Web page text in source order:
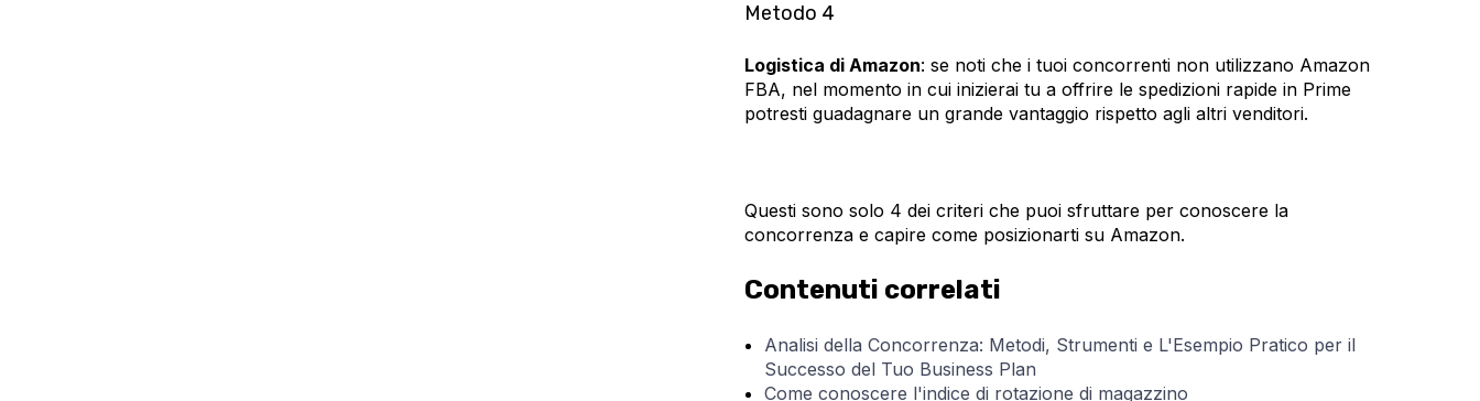
Metodo 4
Logistica di Amazon: se noti che i tuoi concorrenti non utilizzano Amazon
FBA, nel momento in cui inizierai tu a offrire le spedizioni rapide in Prime
potresti guadagnare un grande vantaggio rispetto agli altri venditori.
Questi sono solo 4 dei criteri che puoi sfruttare per conoscere la
concorrenza e capire come posizionarti su Amazon.
Contenuti correlati
Analisi della Concorrenza: Metodi, Strumenti e L'Esempio Pratico per il
Successo del Tuo Business Plan
Come conoscere l'indice di rotazione di magazzino